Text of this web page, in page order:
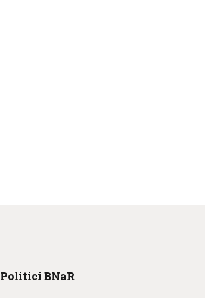
Politici BNaR